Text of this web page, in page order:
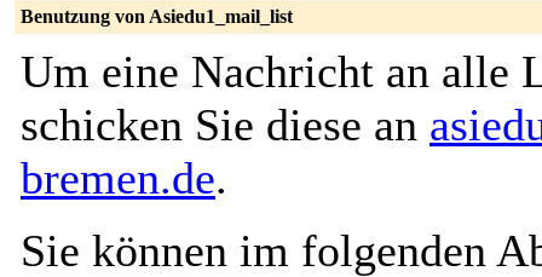
Benutzung von Asiedu1_mail_list
Um eine Nachricht an alle
schicken Sie diese an
bremen.de.
Sie können im folgenden